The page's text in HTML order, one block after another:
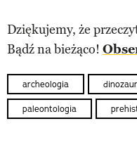
Dziękujemy, że
Bądź na bieżąco!
archeologia
paleontologia